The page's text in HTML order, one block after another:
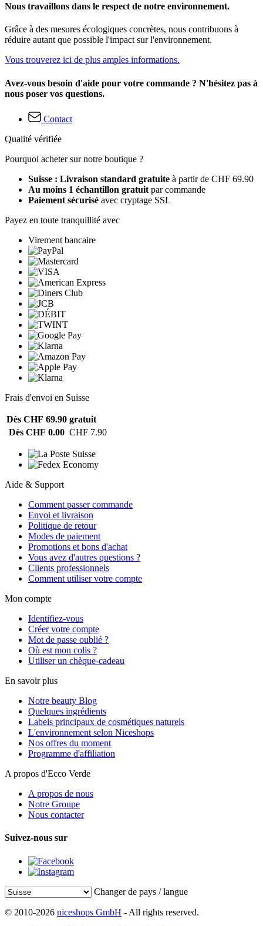
Nous travaillons dans le respect de notre environnement.
Grâce à des mesures écologiques concrètes, nous contribuons à
réduire autant que possible l'impact sur l'environnement.
Vous trouverez ici de plus amples informations.
Avez-vous besoin d'aide pour votre commande ? N'hésitez pas à
nous poser vos questions.
Contact
Qualité vérifiée
Pourquoi acheter sur notre boutique ?
Suisse : Livraison standard gratuite à partir de CHF 69.90
Au moins 1 échantillon gratuit par commande
Paiement sécurisé avec cryptage SSL
Payez en toute tranquillité avec
Virement bancaire
Frais d'envoi en Suisse
Dès CHF 69.90 gratuit
Dès CHF 0.00 CHF 7.90
Aide & Support
Comment passer commande
Envoi et livraison
Politique de retour
Modes de paiement
Promotions et bons d'achat
Vous avez d'autres questions ?
Clients professionnels
Comment utiliser votre compte
Mon compte
Identifiez-vous
Créer votre compte
Mot de passe oublié ?
Où est mon colis ?
Utiliser un chèque-cadeau
En savoir plus
Notre beauty Blog
Quelques ingrédients
Labels principaux de cosmétiques naturels
L'environnement selon Niceshops
Nos offres du moment
Programme d'affiliation
A propos d'Ecco Verde
A propos de nous
Notre Groupe
Nous contacter
Suivez-nous sur
Changer de pays / langue
© 2010-2026 niceshops GmbH - All rights reserved.